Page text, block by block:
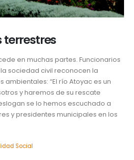
terrestres
en muchas partes. Funcionarios
sociedad civil reconocen la
“El río Atoyac es un
y haremos de su rescate
se lo hemos escuchado a
y presidentes municipales en los
Social